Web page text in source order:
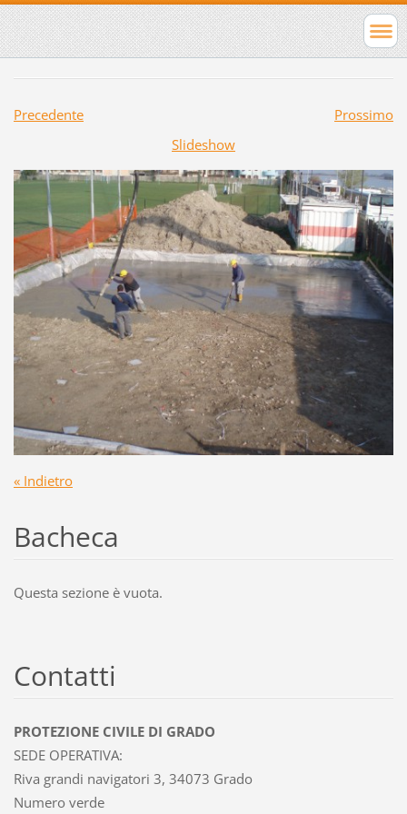
Precedente
Prossimo
Slideshow
« Indietro
Bacheca
Questa sezione è vuota.
Contatti
PROTEZIONE CIVILE DI GRADO
SEDE OPERATIVA:
Riva grandi navigatori 3, 34073 Grado
Numero verde